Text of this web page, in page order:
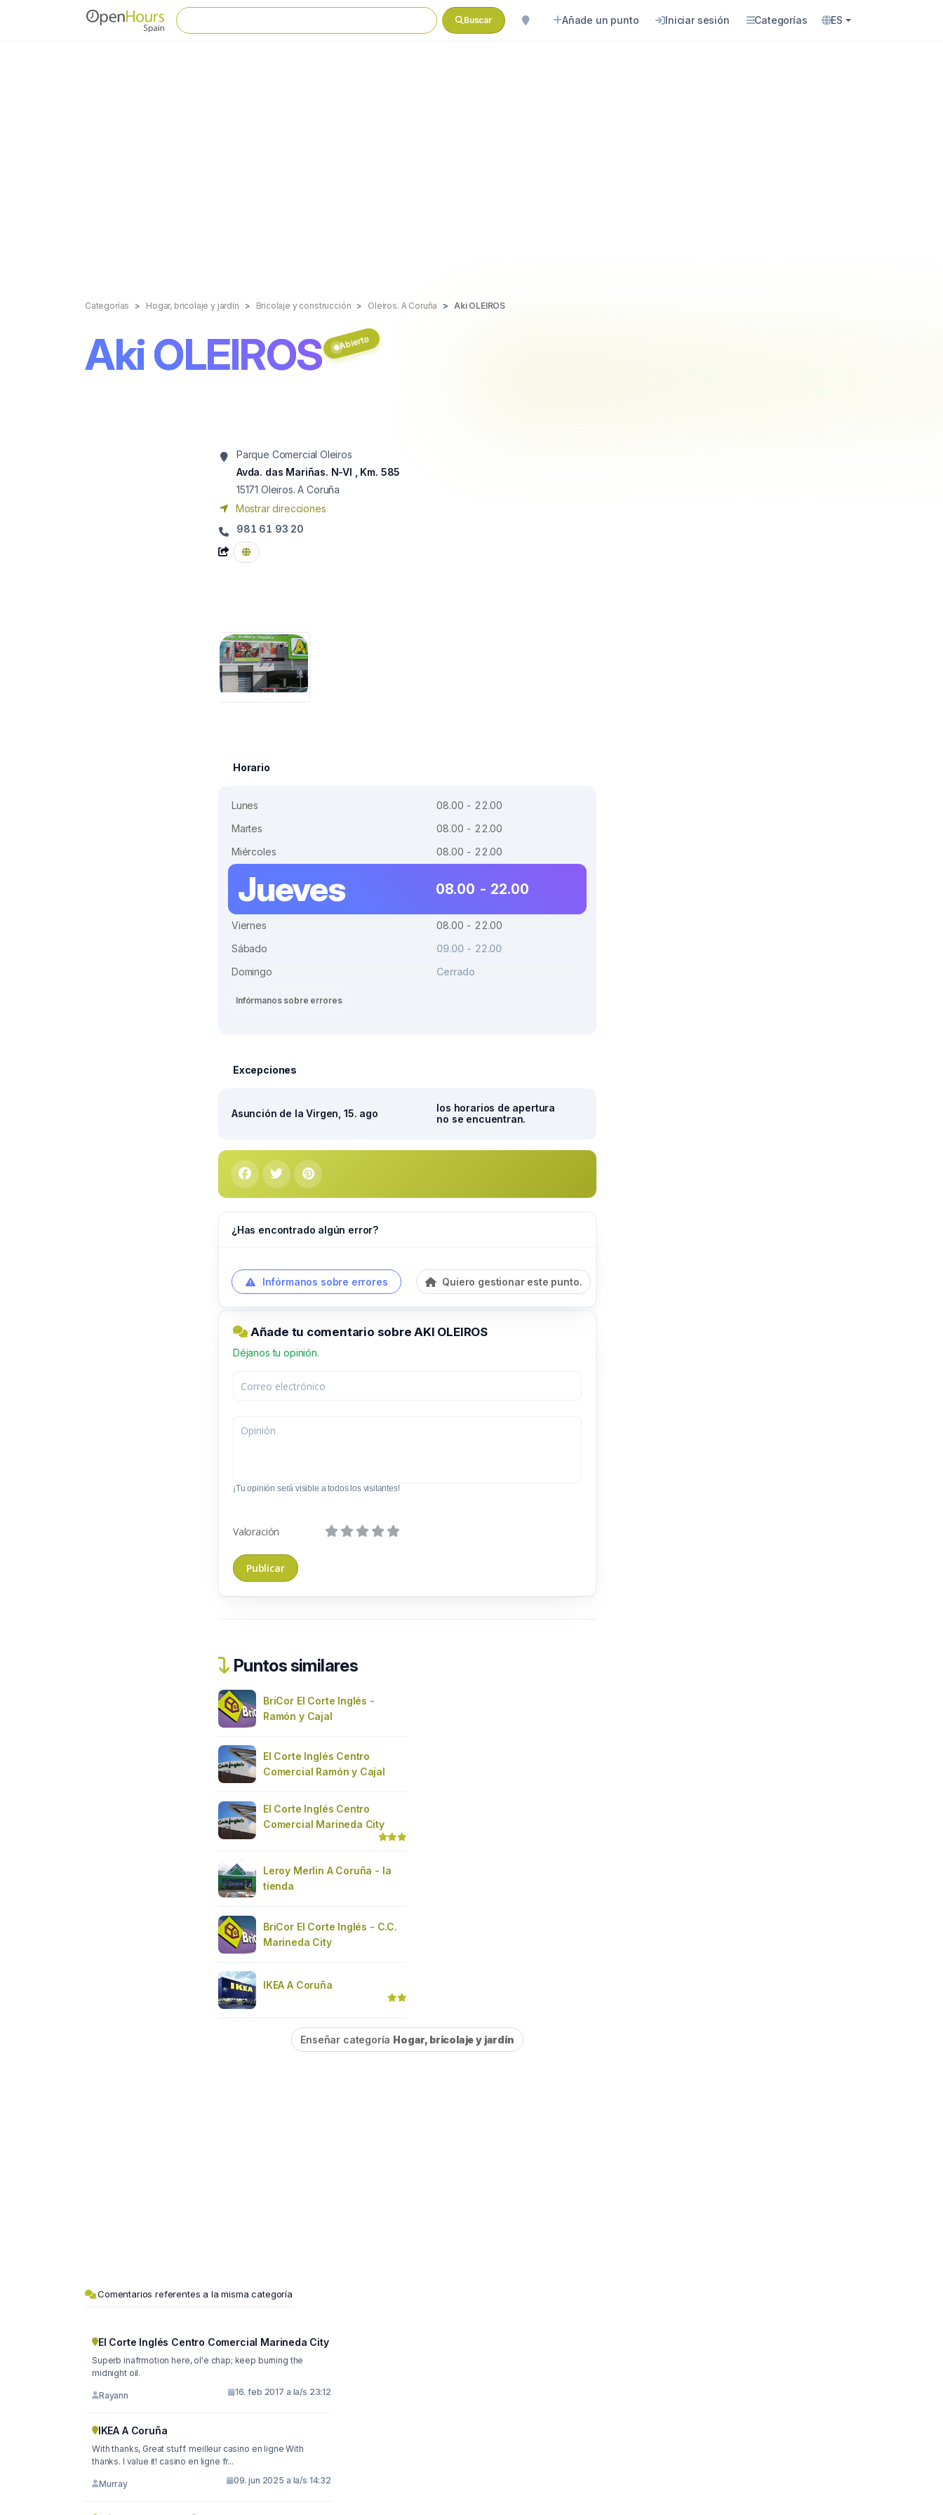
Buscar Añade un punto Iniciar sesión Categorías ES
Categorías Hogar, bricolaje y jardín Bricolaje y construcción Oleiros. A Coruña Aki OLEIROS
Aki OLEIROS Abierto
Parque Comercial Oleiros
Avda. das Mariñas. N-VI , Km. 585
15171 Oleiros. A Coruña
Mostrar direcciones
981 61 93 20
Horario
Lunes
08.00 - 22.00
Martes
08.00 - 22.00
Miércoles
08.00 - 22.00
Jueves 08.00 - 22.00
Viernes
08.00 - 22.00
Sábado
09.00 - 22.00
Domingo
Cerrado
Infórmanos sobre errores
Excepciones
Asunción de la Virgen, 15. ago
los horarios de apertura
no se encuentran.
¿Has encontrado algún error?
Infórmanos sobre errores Quiero gestionar este punto.
Añade tu comentario sobre AKI OLEIROS
Déjanos tu opinión.
¡Tu opinión será visible a todos los visitantes!
Valoración
Puntos similares
BriCor El Corte Inglés -
Ramón y Cajal
El Corte Inglés Centro
Comercial Ramón y Cajal
El Corte Inglés Centro
Comercial Marineda City
Leroy Merlin A Coruña - la
tienda
BriCor El Corte Inglés - C.C.
Marineda City
IKEA A Coruña
Enseñar categoría Hogar, bricolaje y jardín
Comentarios referentes a la misma categoría
El Corte Inglés Centro Comercial Marineda City
Superb inafrmotion here, ol'e chap; keep burning the
midnight oil.
Rayann 16. feb 2017 a la/s 23:12
IKEA A Coruña
With thanks, Great stuff. meilleur casino en ligne With
thanks. I value it! casino en ligne fr...
Murray 09. jun 2025 a la/s 14:32